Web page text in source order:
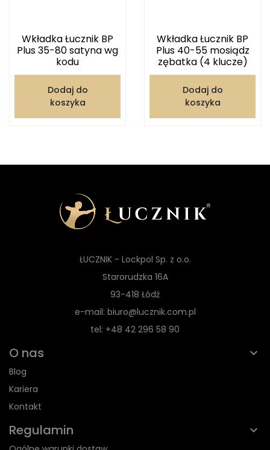
Wkładka Łucznik BP
Plus 35-80 satyna wg
kodu
Dodaj do
koszyka
Wkładka Łucznik BP
Plus 40-55 mosiądz
zębatka (4 klucze)
Dodaj do
koszyka
ŁUCZNIK - Lockpol Sp. z o.o.
Starorudzka 16A
93-418 Łódź
e-mail: biuro@lucznik.com.pl
tel: +48 42 296 58 90
O nas
Blog
Kariera
Kontakt
Regulamin